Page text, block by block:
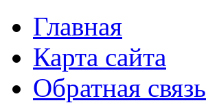
Главная
Карта сайта
Обратная связь